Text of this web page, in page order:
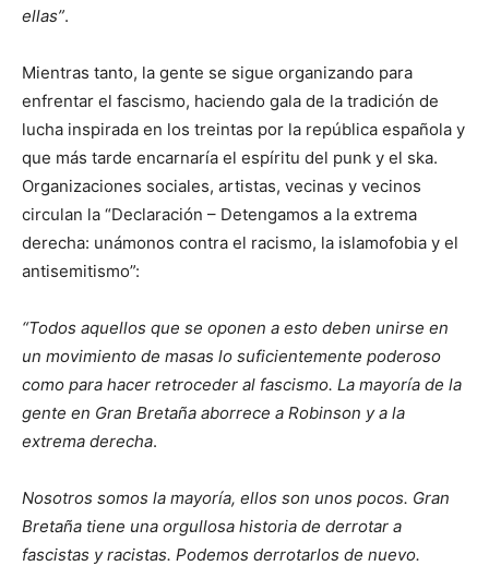
ellas”.
Mientras tanto, la gente se sigue organizando para
enfrentar el fascismo, haciendo gala de la tradición de
lucha inspirada en los treintas por la república española y
que más tarde encarnaría el espíritu del punk y el ska.
Organizaciones sociales, artistas, vecinas y vecinos
circulan la “Declaración – Detengamos a la extrema
derecha: unámonos contra el racismo, la islamofobia y el
antisemitismo”:
“Todos aquellos que se oponen a esto deben unirse en
un movimiento de masas lo suficientemente poderoso
como para hacer retroceder al fascismo. La mayoría de la
gente en Gran Bretaña aborrece a Robinson y a la
extrema derecha.
Nosotros somos la mayoría, ellos son unos pocos. Gran
Bretaña tiene una orgullosa historia de derrotar a
fascistas y racistas. Podemos derrotarlos de nuevo.